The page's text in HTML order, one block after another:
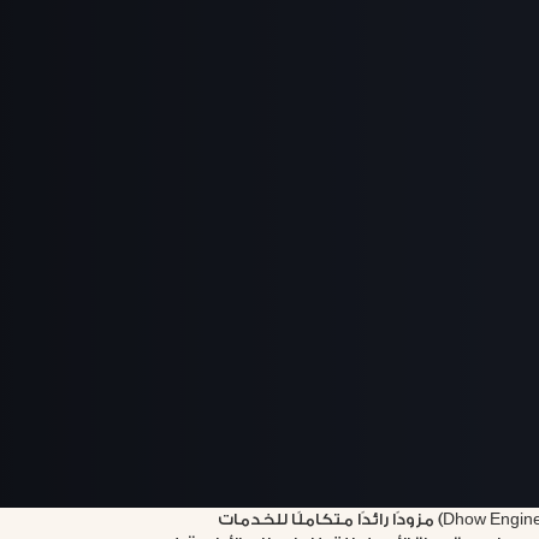
تعد « الداو إنترناشيونال القابضة للهندسة» (Dhow Engineering) مزودًا رائدًا متكاملًا للخدمات